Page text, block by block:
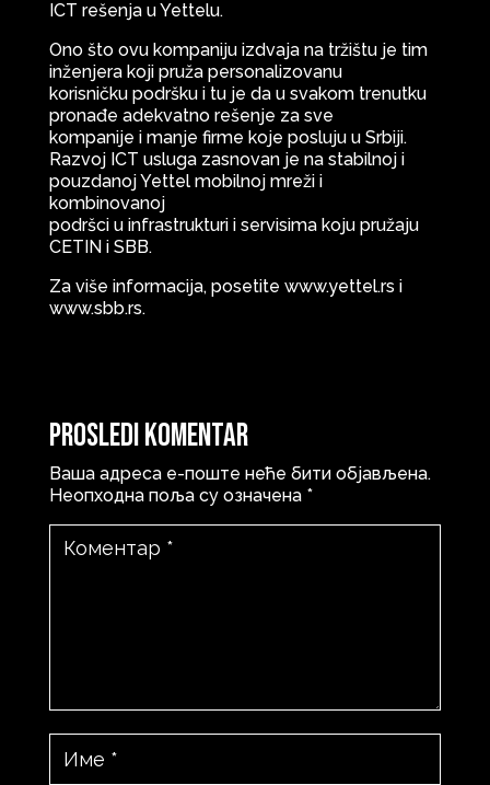
ICT rešenja u Yettelu.
Ono što ovu kompaniju izdvaja na tržištu je tim
inženjera koji pruža personalizovanu
korisničku podršku i tu je da u svakom trenutku
pronađe adekvatno rešenje za sve
kompanije i manje firme koje posluju u Srbiji.
Razvoj ICT usluga zasnovan je na stabilnoj i
pouzdanoj Yettel mobilnoj mreži i
kombinovanoj
podršci u infrastrukturi i servisima koju pružaju
CETIN i SBB.
Za više informacija, posetite www.yettel.rs i
www.sbb.rs.
Prosledi komentar
Ваша адреса е-поште неће бити објављена.
Неопходна поља су означена *